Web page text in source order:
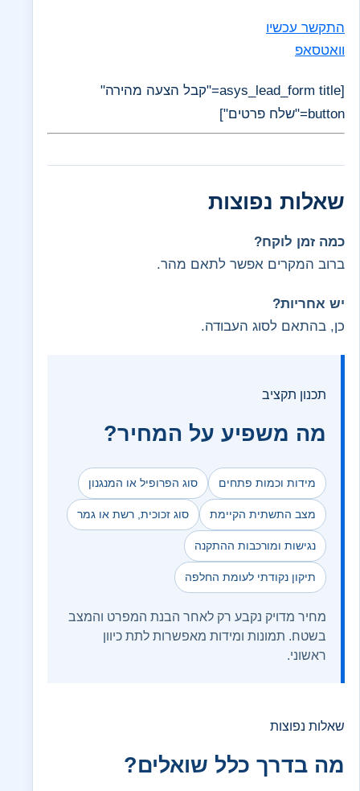
התקשר עכשיו
וואטסאפ
[asys_lead_form title="קבל הצעה מהירה"
button="שלח פרטים"]
שאלות נפוצות
כמה זמן לוקח?
ברוב המקרים אפשר לתאם מהר.
יש אחריות?
כן, בהתאם לסוג העבודה.
תכנון תקציב
מה משפיע על המחיר?
מידות וכמות פתחים סוג הפרופיל או המנגנון
מצב התשתית הקיימת סוג זכוכית, רשת או גמר
נגישות ומורכבות ההתקנה
תיקון נקודתי לעומת החלפה
מחיר מדויק נקבע רק לאחר הבנת המפרט והמצב
בשטח. תמונות ומידות מאפשרות לתת כיוון
ראשוני.
שאלות נפוצות
מה בדרך כלל שואלים?